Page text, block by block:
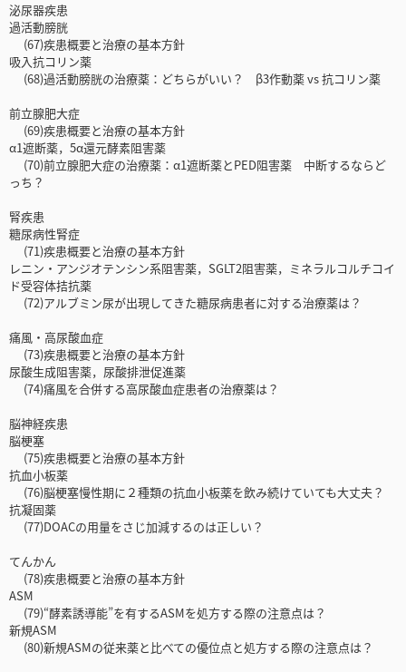
泌尿器疾患
過活動膀胱
(67)疾患概要と治療の基本方針
吸入抗コリン薬
(68)過活動膀胱の治療薬：どちらがいい？ β3作動薬 vs 抗コリン薬
前立腺肥大症
(69)疾患概要と治療の基本方針
α1遮断薬，5α還元酵素阻害薬
(70)前立腺肥大症の治療薬：α1遮断薬とPED阻害薬 中断するならど
っち？
腎疾患
糖尿病性腎症
(71)疾患概要と治療の基本方針
レニン・アンジオテンシン系阻害薬，SGLT2阻害薬，ミネラルコルチコイ
ド受容体拮抗薬
(72)アルブミン尿が出現してきた糖尿病患者に対する治療薬は？
痛風・高尿酸血症
(73)疾患概要と治療の基本方針
尿酸生成阻害薬，尿酸排泄促進薬
(74)痛風を合併する高尿酸血症患者の治療薬は？
脳神経疾患
脳梗塞
(75)疾患概要と治療の基本方針
抗血小板薬
(76)脳梗塞慢性期に２種類の抗血小板薬を飲み続けていても大丈夫？
抗凝固薬
(77)DOACの用量をさじ加減するのは正しい？
てんかん
(78)疾患概要と治療の基本方針
ASM
(79)“酵素誘導能”を有するASMを処方する際の注意点は？
新規ASM
(80)新規ASMの従来薬と比べての優位点と処方する際の注意点は？